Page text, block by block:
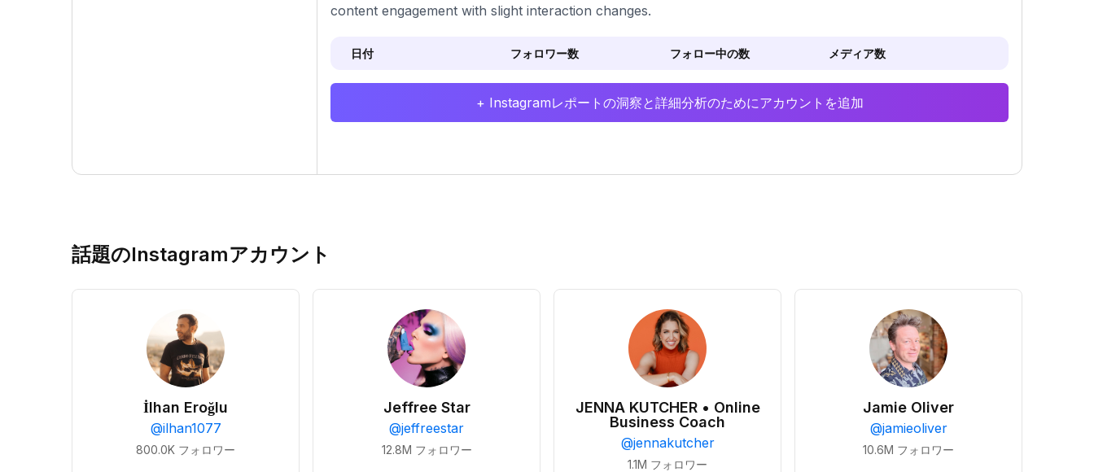
content engagement with slight interaction changes.
日付 フォロワー数 フォロー中の数 メディア数
+ Instagramレポートの洞察と詳細分析のためにアカウントを追加
話題のInstagramアカウント
İlhan Eroğlu
@ilhan1077
800.0K フォロワー
Jeffree Star
@jeffreestar
12.8M フォロワー
JENNA KUTCHER • Online
Business Coach
@jennakutcher
1.1M フォロワー
Jamie Oliver
@jamieoliver
10.6M フォロワー